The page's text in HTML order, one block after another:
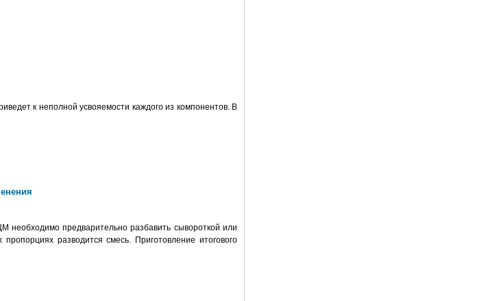
к неполной усвояемости каждого из компонентов. В
предварительно разбавить сывороткой или
разводится смесь. Приготовление итогового